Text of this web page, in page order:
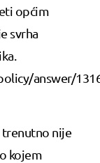
općim
svrha
answer/
trenutno nije
kojem